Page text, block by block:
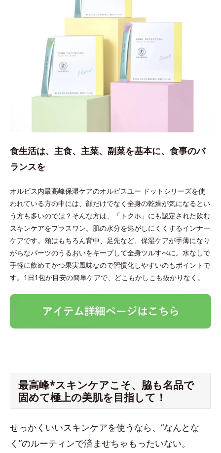
食生活は、主食、主菜、副菜を基本に、食事のバ
ランスを
オルビス内最高峰保湿ケアのオルビスユー ドットシリーズを使
われている方の中には、顔だけでなく全身の乾燥が気になるとい
う方も多いのでは？そんな方は、「トクホ」にも認定された飲む
スキンケアをプラスワン。肌の水分を逃がしにくくするインナー
ケアです。頬はもちろん背中、足先など、保湿ケアが手薄になり
がちなパーツのうるおいをキープして全身ツルすべに。水なしで
手軽に飲めてかつ果実風味なので習慣化しやすいのもポイントで
す。1日1包が目安の簡単ケアで、どこもかしこも抜かりなく。
最高峰*スキンケアこそ、脇も名品で
固めて極上の美肌を目指して！
せっかくいいスキンケアを使うなら、“なんとな
く”のルーティンで済ませちゃもったいない。